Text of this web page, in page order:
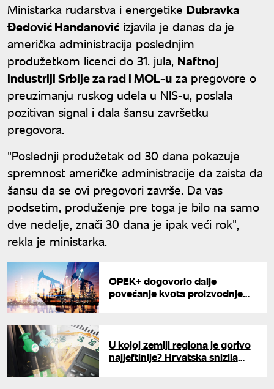
Ministarka rudarstva i energetike Dubravka
Đedović Handanović izjavila je danas da je
američka administracija poslednjim
produžetkom licenci do 31. jula, Naftnoj
industriji Srbije za rad i MOL-u za pregovore o
preuzimanju ruskog udela u NIS-u, poslala
pozitivan signal i dala šansu završetku
pregovora.
"Poslednji produžetak od 30 dana pokazuje
spremnost američke administracije da zaista da
šansu da se ovi pregovori završe. Da vas
podsetim, produženje pre toga je bilo na samo
dve nedelje, znači 30 dana je ipak veći rok",
rekla je ministarka.
OPEK+ dogovorio dalje
povećanje kvota proizvodnje
U kojoj zemlji regiona je gorivo
najjeftinije? Hrvatska snizila